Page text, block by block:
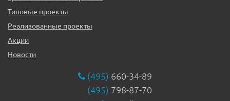
Типовые проекты
Реализованные проекты
Акции
Новости
(495) 660-34-89
(495) 798-87-70